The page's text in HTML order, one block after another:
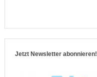
Jetzt Newsletter abonnieren!